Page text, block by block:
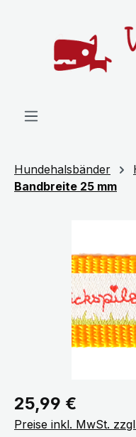
Hundehalsbänder
Bandbreite 25 mm
Regulärer Preis:
25,99 €
Preise inkl. MwSt.